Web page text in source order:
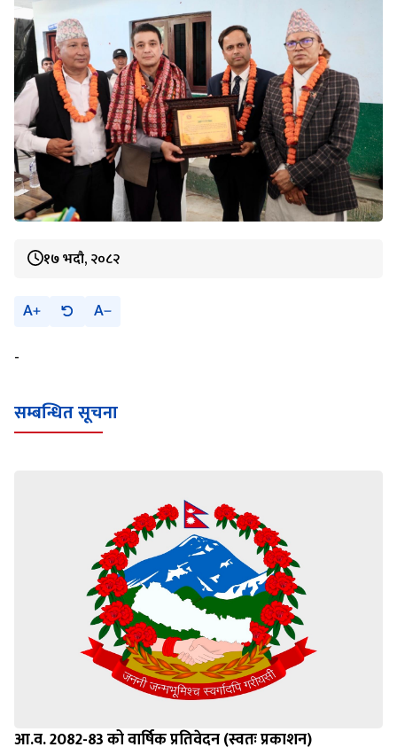
१७ भदौ, २०८२
A A
-
सम्बन्धित सूचना
आ.व. 2082-83 को वार्षिक प्रतिवेदन (स्वतः प्रकाशन)